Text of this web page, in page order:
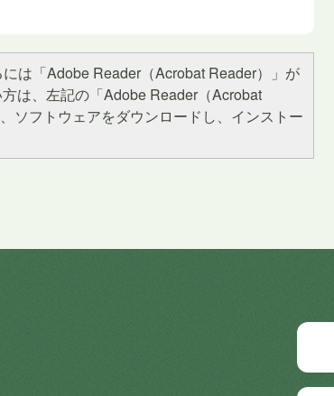
は「Adobe Reader（Acrobat Reader）」が
は、左記の「Adobe Reader（Acrobat
ソフトウェアをダウンロードし、インストー